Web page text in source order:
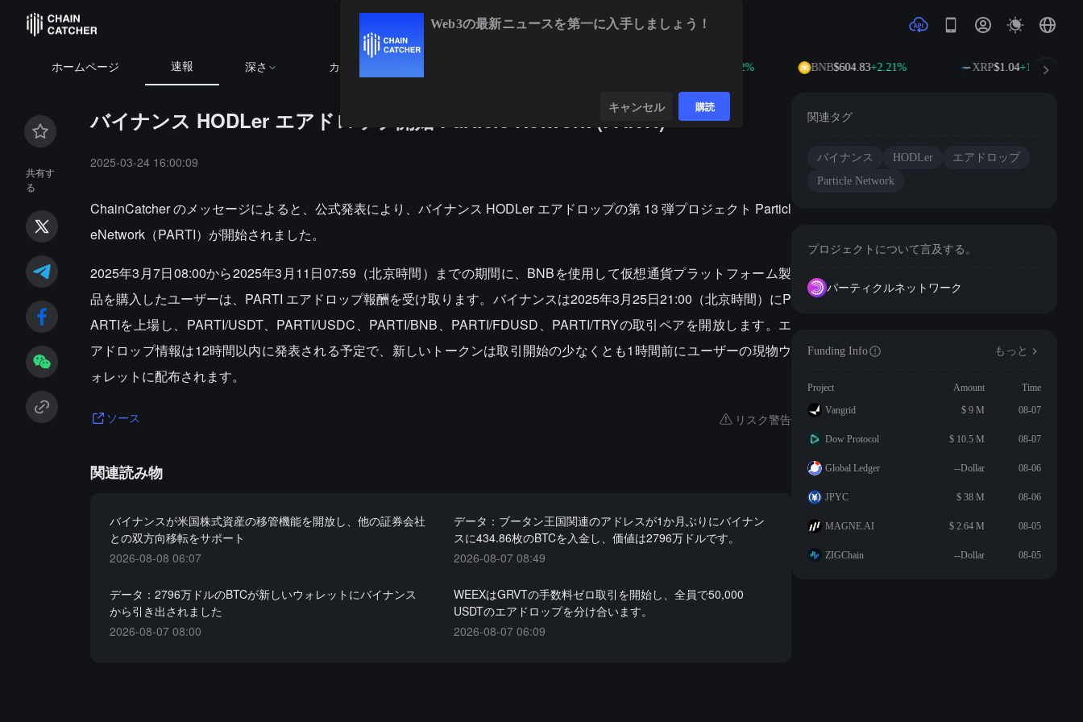
ホームページ 速報 深さ カレンダー +0.22% BNB$604.83+2.21% XRP$1.04+1.54%
共有す
る
バイナンス HODLer エアドロップ開始 Particle Network (PARTI)
2025-03-24 16:00:09
ChainCatcher のメッセージによると、公式発表により、バイナンス HODLer エアドロップの第 13 弾プロジェクト Particl
eNetwork（PARTI）が開始されました。
2025年3月7日08:00から2025年3月11日07:59（北京時間）までの期間に、BNBを使用して仮想通貨プラットフォーム製
品を購入したユーザーは、PARTI エアドロップ報酬を受け取ります。バイナンスは2025年3月25日21:00（北京時間）にP
ARTIを上場し、PARTI/USDT、PARTI/USDC、PARTI/BNB、PARTI/FDUSD、PARTI/TRYの取引ペアを開放します。エ
アドロップ情報は12時間以内に発表される予定で、新しいトークンは取引開始の少なくとも1時間前にユーザーの現物ウ
ォレットに配布されます。
ソース リスク警告
関連読み物
バイナンスが米国株式資産の移管機能を開放し、他の証券会社
との双方向移転をサポート
2026-08-08 06:07
データ：ブータン王国関連のアドレスが1か月ぶりにバイナン
スに434.86枚のBTCを入金し、価値は2796万ドルです。
2026-08-07 08:49
データ：2796万ドルのBTCが新しいウォレットにバイナンス
から引き出されました
2026-08-07 08:00
WEEXはGRVTの手数料ゼロ取引を開始し、全員で50,000
USDTのエアドロップを分け合います。
2026-08-07 06:09
関連タグ
バイナンス HODLer
エアドロップ
Particle Network
プロジェクトについて言及する。
パーティクルネットワーク
Funding Info もっと
Project Amount
Time
Vangrid
$ 9 M 08-07
Dow Protocol $ 10.5 M 08-07
Global Ledger --Dollar 08-06
JPYC $ 38 M 08-06
MAGNE.AI $ 2.64 M 08-05
ZIGChain --Dollar 08-05
Web3の最新ニュースを第一に入手しましょう！
キャンセル 購読